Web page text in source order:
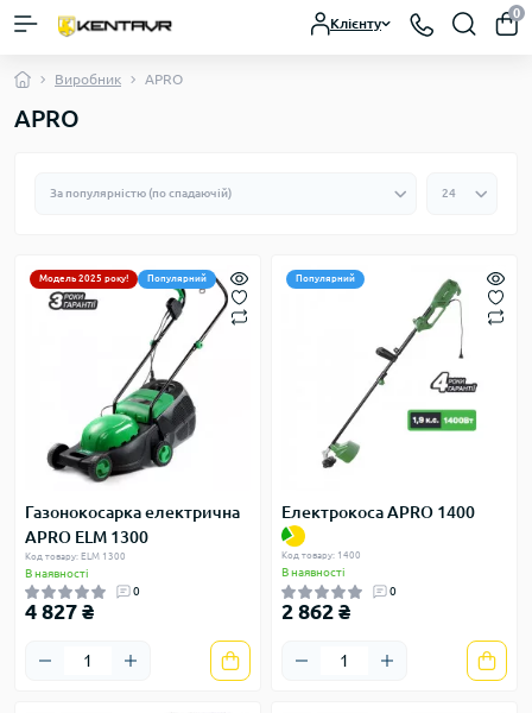
Клієнту
0
Виробник APRO
APRO
Модель 2025 року! Популярний
Газонокосарка електрична
APRO ELM 1300
Код товару: ELM 1300
В наявності
0
4 827 ₴
Популярний
Електрокоса APRO 1400
Код товару: 1400
В наявності
0
2 862 ₴